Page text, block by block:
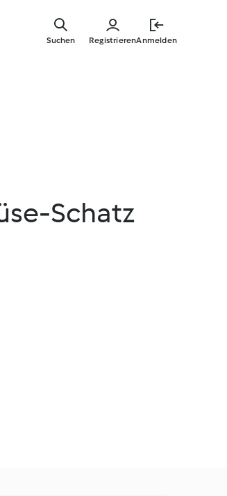
springen
RegistrierenAnmelden
Suchen
Schatz